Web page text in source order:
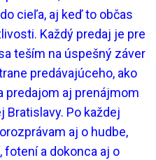
cieľa, aj keď to občas
Každý predaj je pre
teším na úspešný záver
predávajúceho, ako
predajom aj prenájmom
Po každej
aj o hudbe,
fotení a dokonca aj o